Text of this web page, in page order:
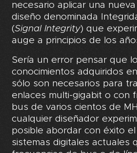
necesario aplicar una
diseño denominada
(Signal Integrity) que
auge a principios de los
Sería un error pensar que
conocimientos adquiridos
sólo son necesarios para
enlaces multi-gigabit o con
bus de varios cientos de
cualquier diseñador
posible abordar con éxito
sistemas digitales actuales